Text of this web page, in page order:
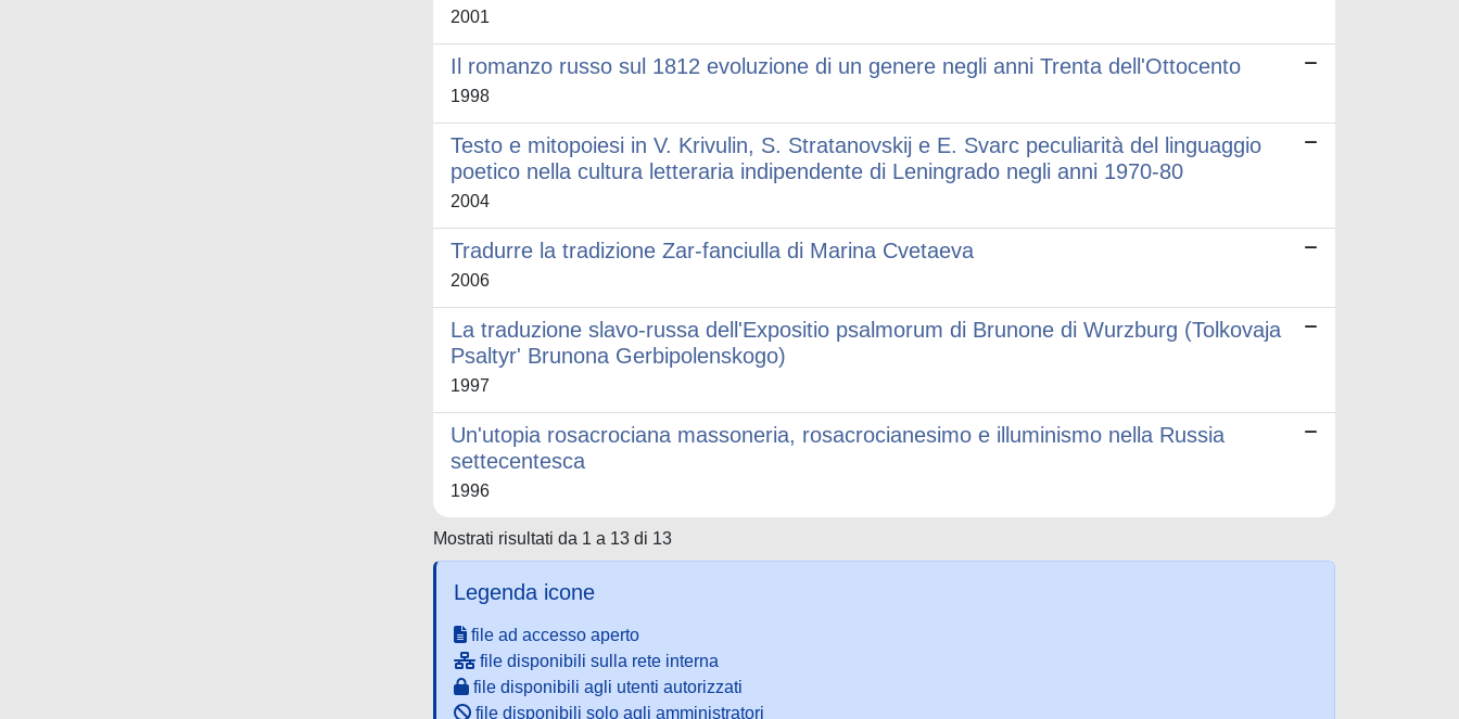
2001
Il romanzo russo sul 1812 evoluzione di un genere negli anni Trenta dell'Ottocento
1998
Testo e mitopoiesi in V. Krivulin, S. Stratanovskij e E. Svarc peculiarità del linguaggio
poetico nella cultura letteraria indipendente di Leningrado negli anni 1970-80
2004
Tradurre la tradizione Zar-fanciulla di Marina Cvetaeva
2006
La traduzione slavo-russa dell'Expositio psalmorum di Brunone di Wurzburg (Tolkovaja
Psaltyrʹ Brunona Gerbipolenskogo)
1997
Un'utopia rosacrociana massoneria, rosacrocianesimo e illuminismo nella Russia
settecentesca
1996
Mostrati risultati da 1 a 13 di 13
Legenda icone
file ad accesso aperto
file disponibili sulla rete interna
file disponibili agli utenti autorizzati
file disponibili solo agli amministratori